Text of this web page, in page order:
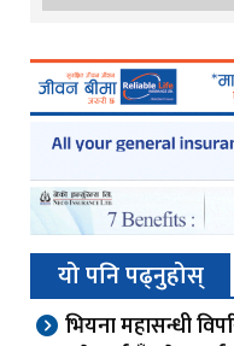
यो पनि पढ्नुहोस्
भियना महासन्धी